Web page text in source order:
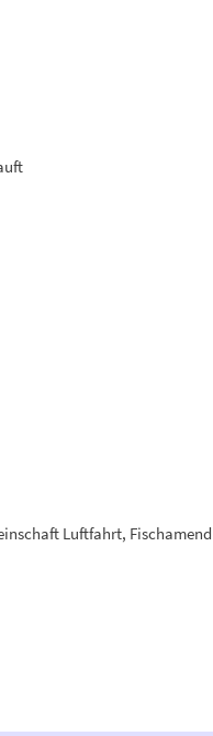
Luftfahrt, Fischamend